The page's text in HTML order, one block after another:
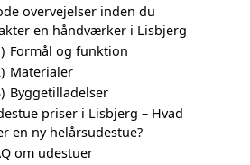
overvejelser inden du
en håndværker i Lisbjerg
Formål og funktion
Materialer
Byggetilladelser
priser i Lisbjerg – Hvad
en ny helårsudestue?
om udestuer